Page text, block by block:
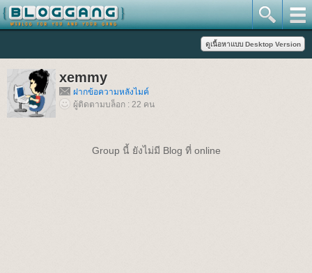
xemmy
ฝากข้อความหลังไมค์
ผู้ติดตามบล็อก : 22 คน
Group นี้ ยังไม่มี Blog ที่ online